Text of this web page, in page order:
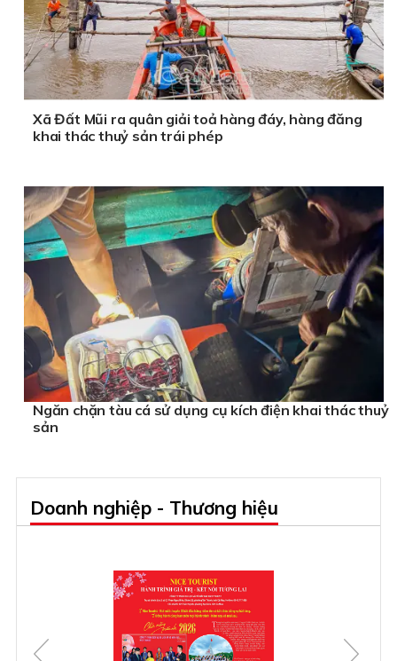
Xã Đất Mũi ra quân giải toả hàng đáy, hàng đăng
khai thác thuỷ sản trái phép
Ngăn chặn tàu cá sử dụng cụ kích điện khai thác thuỷ
sản
Doanh nghiệp - Thương hiệu